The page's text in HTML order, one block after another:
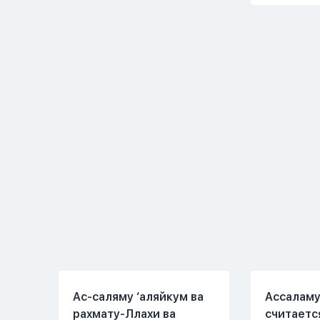
Ас-саляму ‘аляйкум ва
рахмату-Ллахи ва